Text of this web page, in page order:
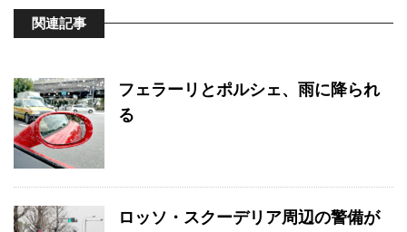
関連記事
フェラーリとポルシェ、雨に降られ
る
ロッソ・スクーデリア周辺の警備が